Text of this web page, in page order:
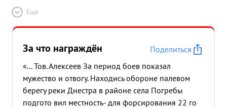
Ещё
За что награждён
Поделиться
«... Тов. Алексеев За период боев показал
мужество и отвогу. Находись обороне палевом
берегу реки Днестра в районе села Погребы
подгото вил местность- для форсирования 22 го